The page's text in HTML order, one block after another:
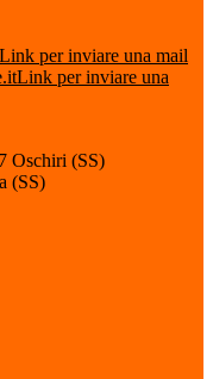
Link per inviare una mail
Link per inviare una
Oschiri (SS)
(SS)